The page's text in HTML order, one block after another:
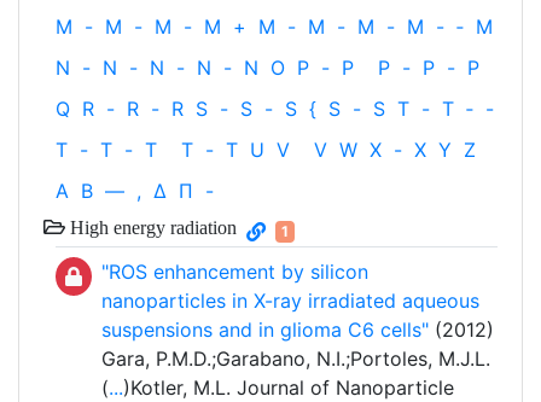
M - M - M - M + M - M - M - M - ‐ M
N - N - N - N - N O P - P P - P - P
Q R - R - R S - S - S { S - S T - T ‐ -
T - T - T T - T U V V W X - X Y Z
Α Β — , Δ Π -
High energy radiation 1
"ROS enhancement by silicon
nanoparticles in X-ray irradiated aqueous
suspensions and in glioma C6 cells" (2012)
Gara, P.M.D.;Garabano, N.I.;Portoles, M.J.L.
(...)Kotler, M.L. Journal of Nanoparticle